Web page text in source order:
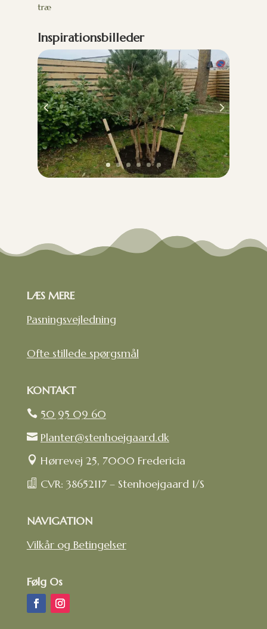
træ
Inspirationsbilleder
LÆS MERE
Pasningsvejledning
Ofte stillede spørgsmål
KONTAKT
 50 95 09 60
 Planter@stenhoejgaard.dk
 Hørrevej 25, 7000 Fredericia
 CVR: 38652117 – Stenhoejgaard I/S
NAVIGATION
Vilkår og Betingelser
Følg Os